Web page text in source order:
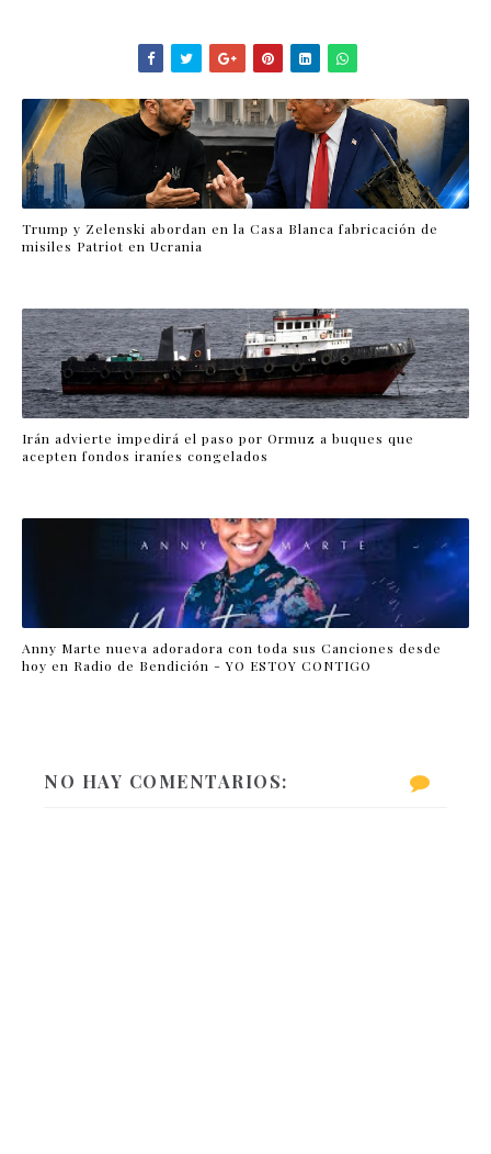
Trump y Zelenski abordan en la Casa Blanca fabricación de
misiles Patriot en Ucrania
Irán advierte impedirá el paso por Ormuz a buques que
acepten fondos iraníes congelados
Anny Marte nueva adoradora con toda sus Canciones desde
hoy en Radio de Bendición - YO ESTOY CONTIGO
NO HAY COMENTARIOS: